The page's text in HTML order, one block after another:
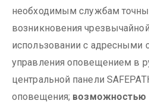
необходимым службам
возникновения
использовании с адресными
управления оповещением в
центральной панели
оповещения; возможностью